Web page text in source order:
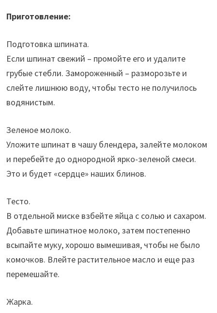
Приготовление:
Подготовка шпината.
Если шпинат свежий – промойте его и удалите
грубые стебли. Замороженный – разморозьте и
слейте лишнюю воду, чтобы тесто не получилось
водянистым.
Зеленое молоко.
Уложите шпинат в чашу блендера, залейте молоком
и перебейте до однородной ярко-зеленой смеси.
Это и будет «сердце» наших блинов.
Тесто.
В отдельной миске взбейте яйца с солью и сахаром.
Добавьте шпинатное молоко, затем постепенно
всыпайте муку, хорошо вымешивая, чтобы не было
комочков. Влейте растительное масло и еще раз
перемешайте.
Жарка.